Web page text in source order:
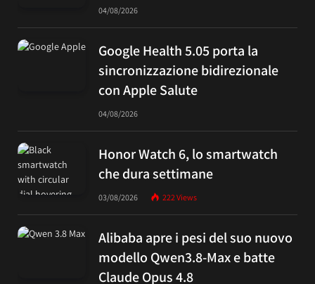
04/08/2026
Google Health 5.05 porta la
sincronizzazione bidirezionale
con Apple Salute
04/08/2026
Honor Watch 6, lo smartwatch
che dura settimane
03/08/2026 222 Views
Alibaba apre i pesi del suo nuovo
modello Qwen3.8-Max e batte
Claude Opus 4.8